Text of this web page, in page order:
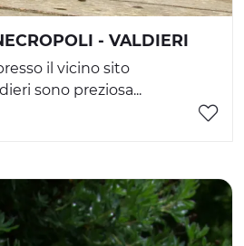
- VALDIERI
il vicino sito
sono preziosa...